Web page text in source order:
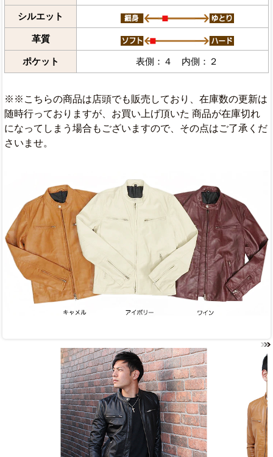
シルエット
革質
ポケット 表側：４ 内側：２
※※こちらの商品は店頭でも販売しており、在庫数の更新は
随時行っておりますが、お買い上げ頂いた 商品が在庫切れ
になってしまう場合もございますので、その点はご了承くだ
さいませ。